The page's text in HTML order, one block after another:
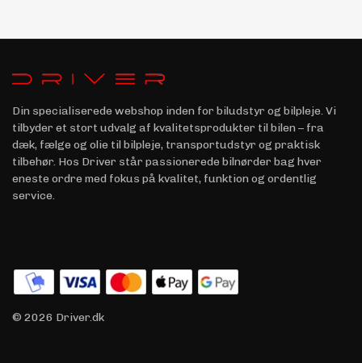
Din specialiserede webshop inden for biludstyr og bilpleje. Vi
tilbyder et stort udvalg af kvalitetsprodukter til bilen – fra
dæk, fælge og olie til bilpleje, transportudstyr og praktisk
tilbehør. Hos Driver står passionerede bilnørder bag hver
eneste ordre med fokus på kvalitet, funktion og ordentlig
service.
© 2026 Driver.dk